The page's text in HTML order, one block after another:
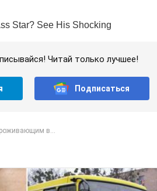
Читай только лучшее!
Подписаться
в...